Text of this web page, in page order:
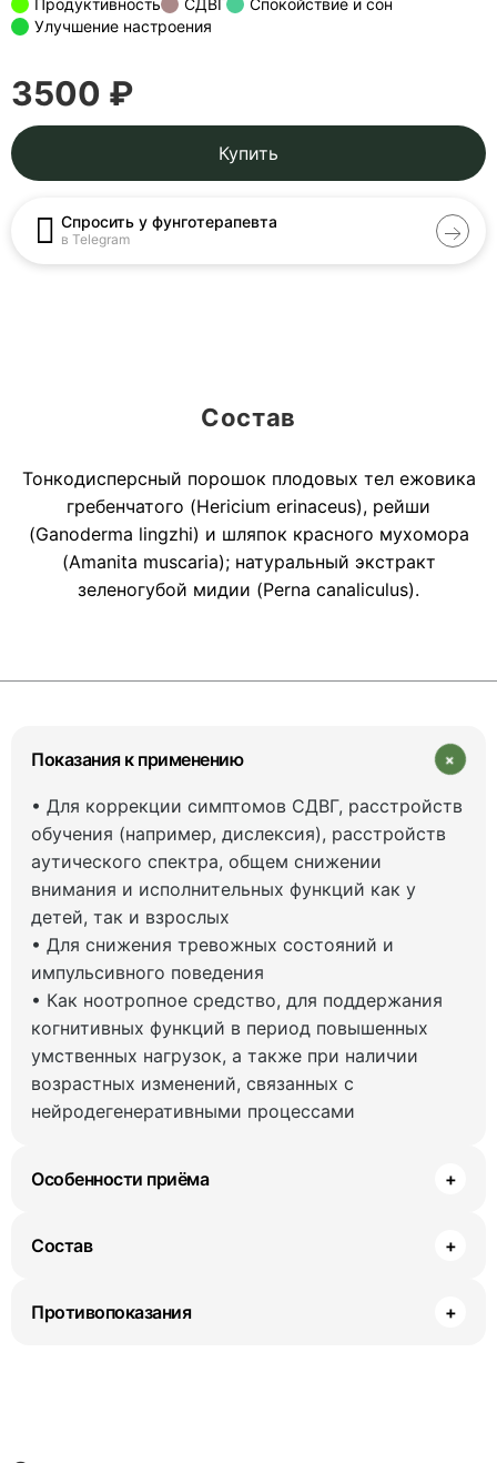
Продуктивность
СДВГ
Спокойствие и сон
Улучшение настроения
3500 ₽
Купить
Спросить у фунготерапевта
в Telegram
Состав
Тонкодисперсный порошок плодовых тел ежовика
гребенчатого (Hericium erinaceus), рейши
(Ganoderma lingzhi) и шляпок красного мухомора
(Amanita muscaria); натуральный экстракт
зеленогубой мидии (Perna canaliculus).
Показания к применению +
• Для коррекции симптомов СДВГ, расстройств
обучения (например, дислексия), расстройств
аутического спектра, общем снижении
внимания и исполнительных функций как у
детей, так и взрослых
• Для снижения тревожных состояний и
импульсивного поведения
• Как ноотропное средство, для поддержания
когнитивных функций в период повышенных
умственных нагрузок, а также при наличии
возрастных изменений, связанных с
нейродегенеративными процессами
Особенности приёма +
Состав +
Противопоказания +